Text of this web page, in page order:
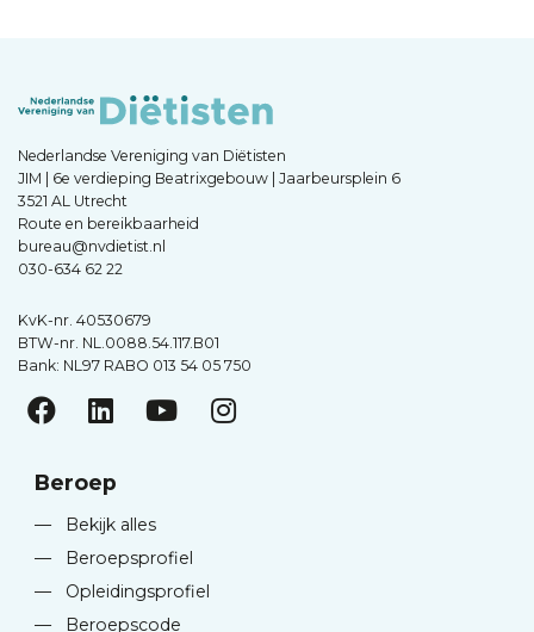
Nederlandse Vereniging van Diëtisten
JIM | 6e verdieping Beatrixgebouw | Jaarbeursplein 6
3521 AL Utrecht
Route en bereikbaarheid
bureau@nvdietist.nl
030-634 62 22
KvK-nr. 40530679
BTW-nr. NL.0088.54.117.B01
Bank: NL97 RABO 013 54 05 750
Beroep
—
Bekijk alles
—
Beroepsprofiel
—
Opleidingsprofiel
—
Beroepscode